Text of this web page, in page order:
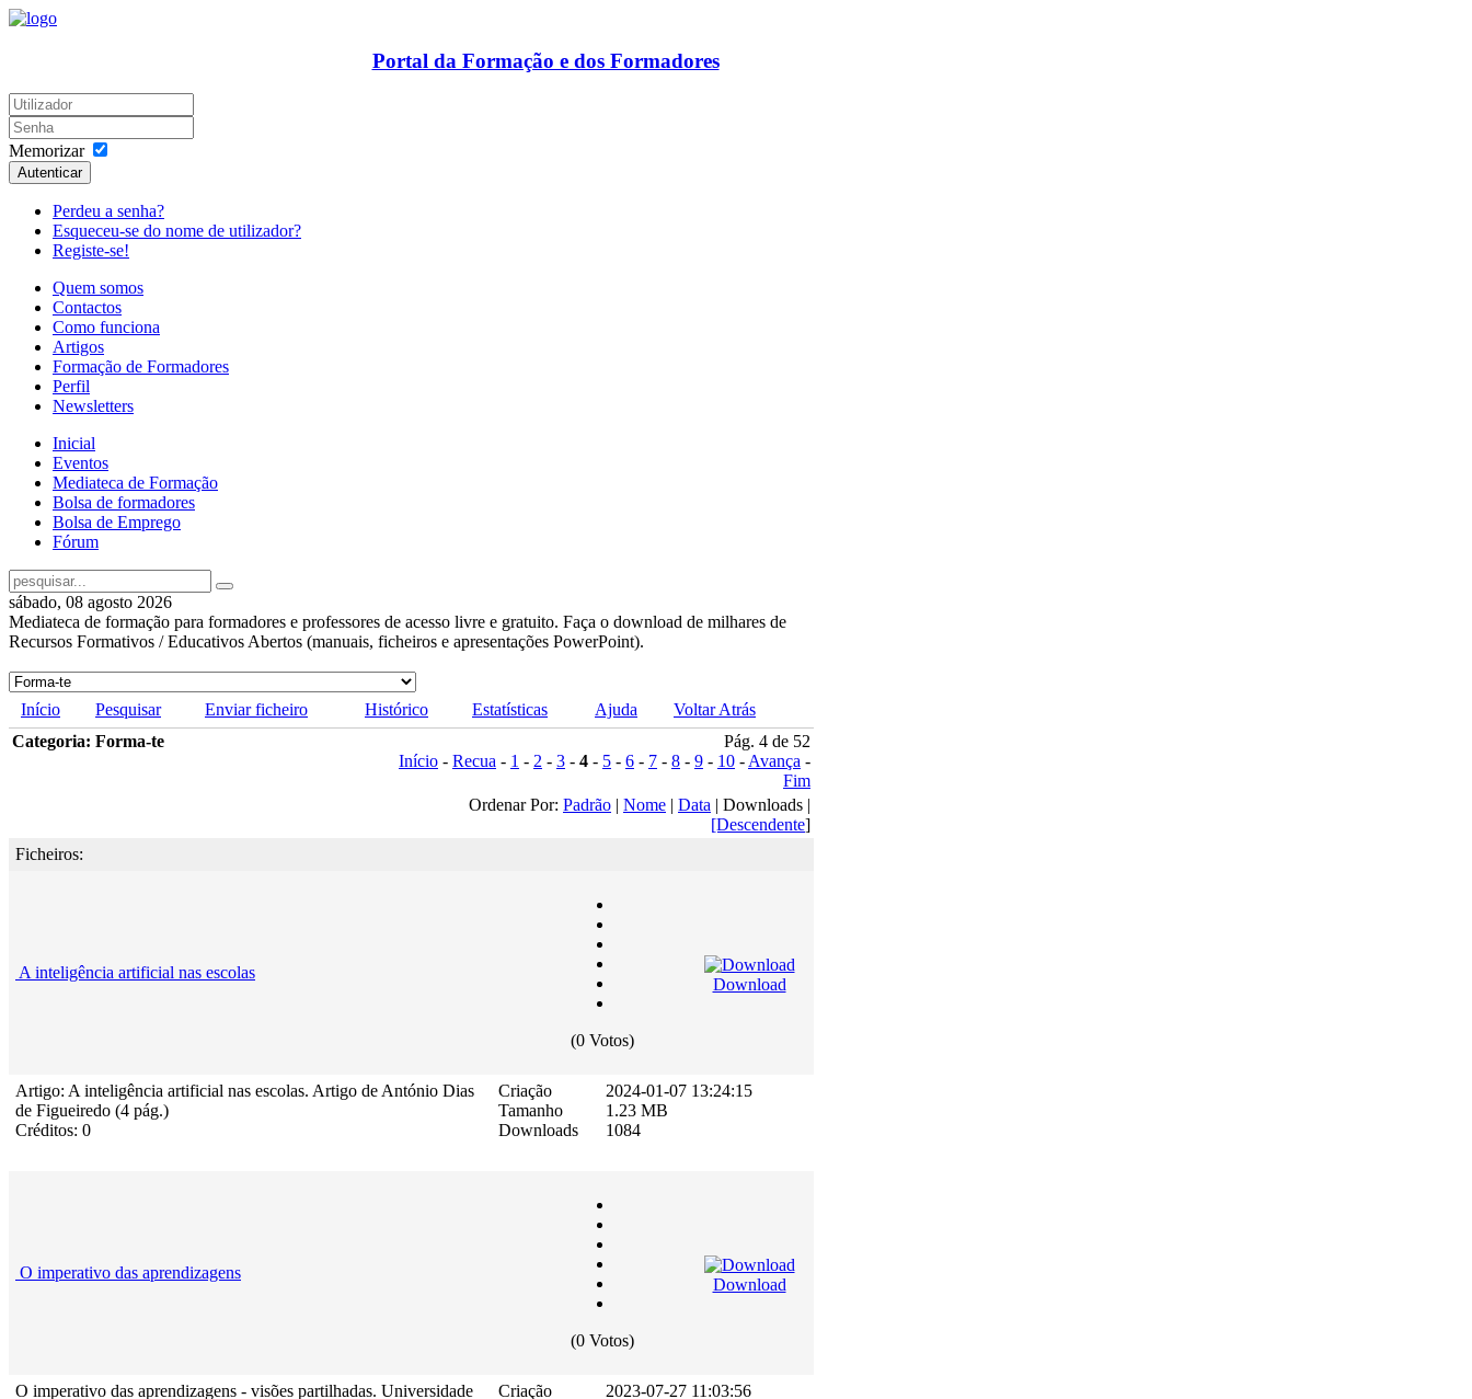
Portal da Formação e dos Formadores
Memorizar
Autenticar
Perdeu a senha?
Esqueceu-se do nome de utilizador?
Registe-se!
Quem somos
Contactos
Como funciona
Artigos
Formação de Formadores
Perfil
Newsletters
Inicial
Eventos
Mediateca de Formação
Bolsa de formadores
Bolsa de Emprego
Fórum
sábado, 08 agosto 2026
Mediateca de formação para formadores e professores de acesso livre e gratuito. Faça o download de milhares de
Recursos Formativos / Educativos Abertos (manuais, ficheiros e apresentações PowerPoint).
Início Pesquisar Enviar ficheiro Histórico Estatísticas Ajuda
Voltar Atrás
Categoria: Forma-te
Pág. 4 de 52
Início - Recua - 1 - 2 - 3 - 4 - 5 - 6 - 7 - 8 - 9 - 10 -Avança -
Fim
Ordenar Por: Padrão | Nome | Data | Downloads |
[Descendente]
Ficheiros:
A inteligência artificial nas escolas
(0 Votos)
Download
Artigo: A inteligência artificial nas escolas. Artigo de António Dias
de Figueiredo (4 pág.)
Créditos: 0
Criação
Tamanho
Downloads
2024-01-07 13:24:15
1.23 MB
1084
O imperativo das aprendizagens
(0 Votos)
Download
O imperativo das aprendizagens - visões partilhadas. Universidade
Criação
2023-07-27 11:03:56